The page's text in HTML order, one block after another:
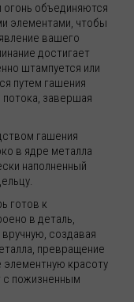
огонь объединяются
элементами, чтобы
вашего
достигает
штампуется или
путем гашения
завершая
гашения
в ядре металла
наполненный
готов к
в деталь,
создавая
превращение
элементную красоту
с пожизненным